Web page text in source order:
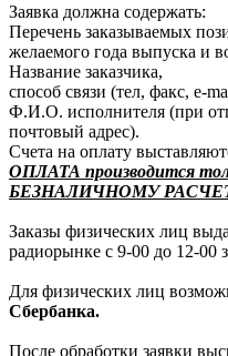
Заявка должна содержать:
Перечень заказываемых
желаемого года выпуска и
Название заказчика,
способ связи (тел, факс, e-
Ф.И.О. исполнителя (при
почтовый адрес).
Счета на оплату
ОПЛАТА производится
БЕЗНАЛИЧНОМУ
Заказы физических лиц
радиорынке с 9-00 до 12-00
Для физических лиц
Сбербанка.
После обработки заявки